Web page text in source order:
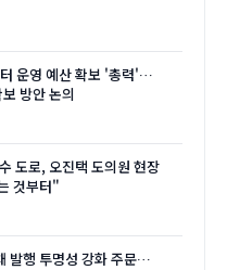
운영 예산 확보 '총력'…
방안 논의
도로, 오진택 도의원 현장
것부터"
발행 투명성 강화 주문…